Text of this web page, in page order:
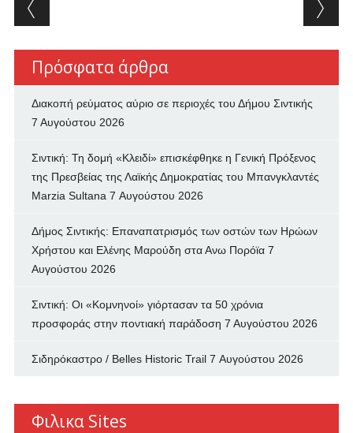
Πρόσφατα άρθρα
Διακοπή ρεύματος αύριο σε περιοχές του Δήμου Σιντικής
7 Αυγούστου 2026
Σιντική: Τη δομή «Κλειδί» επισκέφθηκε η Γενική Πρόξενος
της Πρεσβείας της Λαϊκής Δημοκρατίας του Μπανγκλαντές
Marzia Sultana 7 Αυγούστου 2026
Δήμος Σιντικής: Επαναπατρισμός των oστών των Ηρώων
Χρήστου και Ελένης Μαρούδη στα Ανω Πορόϊα 7
Αυγούστου 2026
Σιντική: Οι «Κομνηνοί» γιόρτασαν τα 50 χρόνια
προσφοράς στην ποντιακή παράδοση 7 Αυγούστου 2026
Σιδηρόκαστρο / Belles Historic Trail 7 Αυγούστου 2026
Φιλικα Sites